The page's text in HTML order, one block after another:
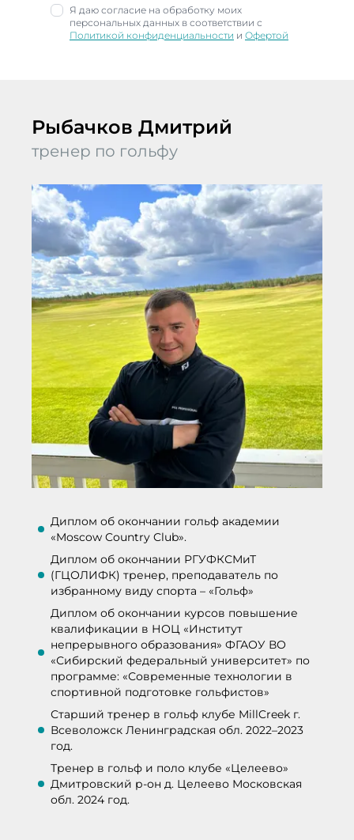
Я даю согласие на обработку моих
персональных данных в соответствии с
Политикой конфиденциальности и Офертой
Рыбачков Дмитрий
тренер по гольфу
Диплом об окончании гольф академии
«Moscow Country Club».
Диплом об окончании РГУФКСМиТ
(ГЦОЛИФК) тренер, преподаватель по
избранному виду спорта – «Гольф»
Диплом об окончании курсов повышение
квалификации в НОЦ «Институт
непрерывного образования» ФГАОУ ВО
«Сибирский федеральный университет» по
программе: «Современные технологии в
спортивной подготовке гольфистов»
Старший тренер в гольф клубе MillCreek г.
Всеволожск Ленинградская обл. 2022–2023
год.
Тренер в гольф и поло клубе «Целеево»
Дмитровский р-он д. Целеево Московская
обл. 2024 год.